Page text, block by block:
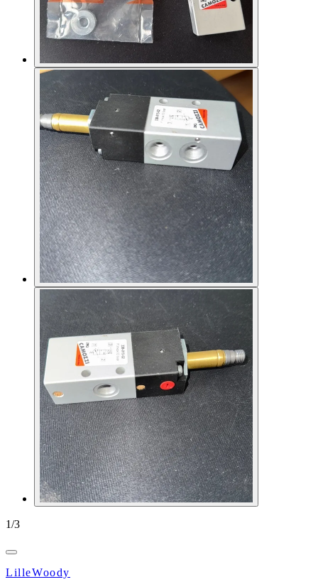
1/3
LilleWoody